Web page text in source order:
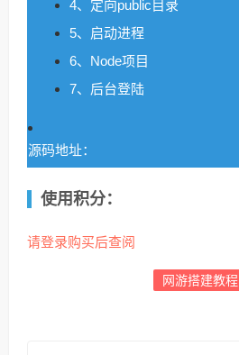
4、定向public目录
5、启动进程
6、Node项目
7、后台登陆
源码地址：
使用积分：
请登录购买后查阅
网游搭建教程